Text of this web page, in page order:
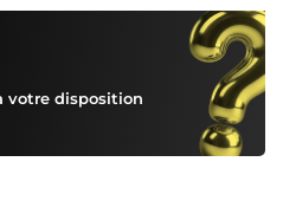
votre disposition